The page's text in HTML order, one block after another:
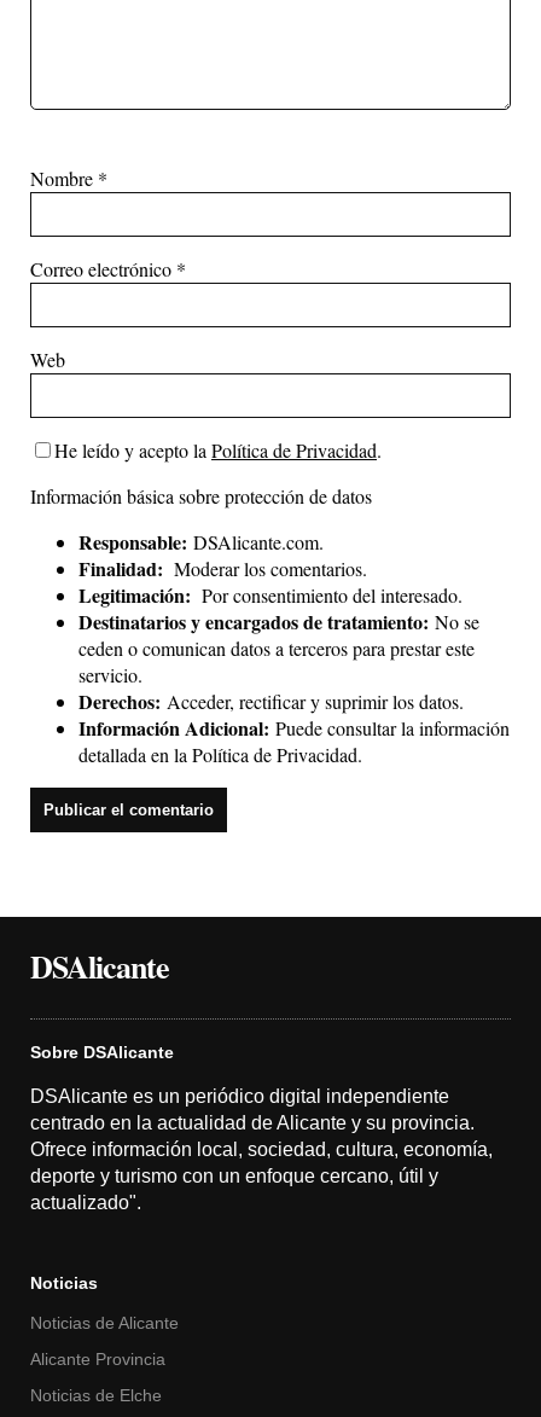
Nombre *
Correo electrónico *
Web
He leído y acepto la Política de Privacidad.
Información básica sobre protección de datos
Responsable: DSAlicante.com.
Finalidad: Moderar los comentarios.
Legitimación: Por consentimiento del interesado.
Destinatarios y encargados de tratamiento: No se
ceden o comunican datos a terceros para prestar este
servicio.
Derechos: Acceder, rectificar y suprimir los datos.
Información Adicional: Puede consultar la información
detallada en la Política de Privacidad.
DSAlicante
Sobre DSAlicante
DSAlicante es un periódico digital independiente
centrado en la actualidad de Alicante y su provincia.
Ofrece información local, sociedad, cultura, economía,
deporte y turismo con un enfoque cercano, útil y
actualizado".
Noticias
Noticias de Alicante
Alicante Provincia
Noticias de Elche